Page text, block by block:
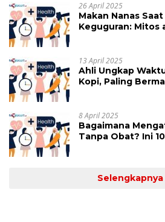
26 April 2025
Makan Nanas
Keguguran: Mitos
13 April 2025
Ahli Ungkap
Kopi, Paling
8 April 2025
Bagaimana
Tanpa Obat? Ini
Selengkapnya